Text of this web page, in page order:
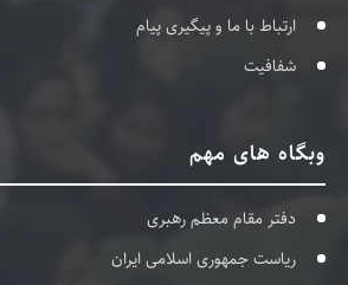
ارتباط با ما و پیگیری پیام
شفافیت
وبگاه های مهم
دفتر مقام معظم رهبری
ریاست جمهوری اسلامی ایران